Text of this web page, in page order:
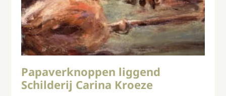
Papaverknoppen liggend
Schilderij Carina Kroeze